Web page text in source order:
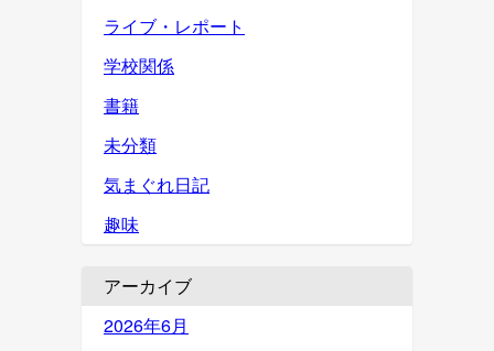
ライブ・レポート
学校関係
書籍
未分類
気まぐれ日記
趣味
アーカイブ
2026年6月